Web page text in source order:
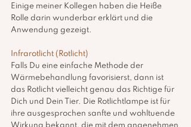
Einige meiner Kollegen haben die Heiße
Rolle darin wunderbar erklärt und die
Anwendung gezeigt.
Infrarotlicht (Rotlicht)
Falls Du eine einfache Methode der
Wärmebehandlung favorisierst, dann ist
das Rotlicht vielleicht genau das Richtige für
Dich und Dein Tier. Die Rotlichtlampe ist für
ihre ausgesprochen sanfte und wohltuende